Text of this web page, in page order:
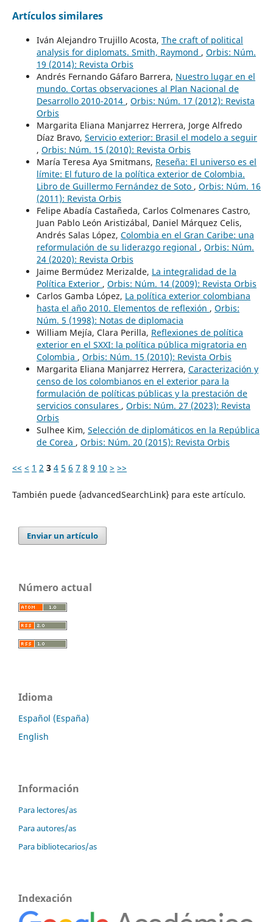
Artículos similares
Iván Alejandro Trujillo Acosta, The craft of political
analysis for diplomats. Smith, Raymond , Orbis: Núm.
19 (2014): Revista Orbis
Andrés Fernando Gáfaro Barrera, Nuestro lugar en el
mundo. Cortas observaciones al Plan Nacional de
Desarrollo 2010-2014 , Orbis: Núm. 17 (2012): Revista
Orbis
Margarita Eliana Manjarrez Herrera, Jorge Alfredo
Díaz Bravo, Servicio exterior: Brasil el modelo a seguir
, Orbis: Núm. 15 (2010): Revista Orbis
María Teresa Aya Smitmans, Reseña: El universo es el
límite: El futuro de la política exterior de Colombia.
Libro de Guillermo Fernández de Soto , Orbis: Núm. 16
(2011): Revista Orbis
Felipe Abadía Castañeda, Carlos Colmenares Castro,
Juan Pablo León Aristizábal, Daniel Márquez Celis,
Andrés Salas López, Colombia en el Gran Caribe: una
reformulación de su liderazgo regional , Orbis: Núm.
24 (2020): Revista Orbis
Jaime Bermúdez Merizalde, La integralidad de la
Política Exterior , Orbis: Núm. 14 (2009): Revista Orbis
Carlos Gamba López, La política exterior colombiana
hasta el año 2010. Elementos de reflexión , Orbis:
Núm. 5 (1998): Notas de diplomacia
William Mejía, Clara Perilla, Reflexiones de política
exterior en el SXXI: la política pública migratoria en
Colombia , Orbis: Núm. 15 (2010): Revista Orbis
Margarita Eliana Manjarrez Herrera, Caracterización y
censo de los colombianos en el exterior para la
formulación de políticas públicas y la prestación de
servicios consulares , Orbis: Núm. 27 (2023): Revista
Orbis
Sulhee Kim, Selección de diplomáticos en la República
de Corea , Orbis: Núm. 20 (2015): Revista Orbis
<< < 1 2 3 4 5 6 7 8 9 10 > >>
También puede {advancedSearchLink} para este artículo.
Enviar un artículo
Número actual
Idioma
Español (España)
English
Información
Para lectores/as
Para autores/as
Para bibliotecarios/as
Indexación